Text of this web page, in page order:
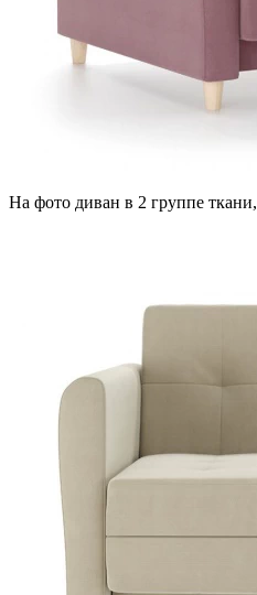
На фото диван в 2 группе ткани,